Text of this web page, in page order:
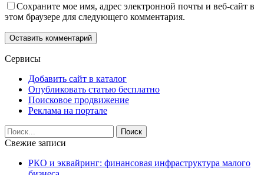
Сохраните мое имя, адрес электронной почты и веб-сайт в
этом браузере для следующего комментария.
Сервисы
Добавить сайт в каталог
Опубликовать статью бесплатно
Поисковое продвижение
Реклама на портале
Свежие записи
РКО и эквайринг: финансовая инфраструктура малого